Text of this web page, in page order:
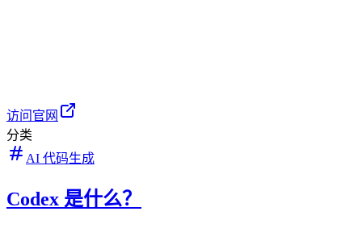
访问官网
分类
AI 代码生成
Codex 是什么？